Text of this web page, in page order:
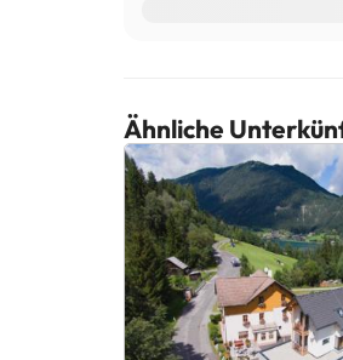
Ähnliche